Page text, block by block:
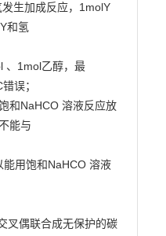
生加成反应，1molY
和氢
、1mol乙醇，最
误；
和NaHCO 溶液反应放
能与
用饱和NaHCO 溶液
叉偶联合成无保护的碳